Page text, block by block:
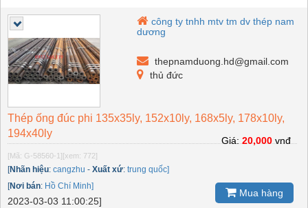
công ty tnhh mtv tm dv thép nam
dương
thepnamduong.hd@gmail.com
thủ đức
Thép ống đúc phi 135x35ly, 152x10ly, 168x5ly, 178x10ly,
194x40ly
[Mã: G-58560-1] [xem: 772]
[Nhãn hiệu: cangzhu - Xuất xứ: trung quốc]
[Nơi bán: Hồ Chí Minh]
2023-03-03 11:00:25]
Giá:20,000vnđ
Mua hàng